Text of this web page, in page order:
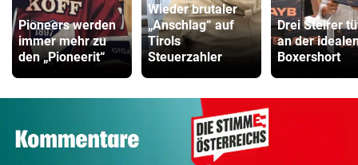
Pioneers werden
immer mehr zu
den „Pioneerit“
Wieder brutaler
„Anschlag“ auf
Tirols
Steuerzahler
Drei Steirer
an der
Boxershort